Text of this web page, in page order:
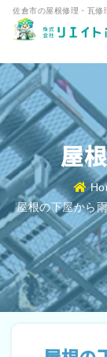
佐倉市の屋根修理・瓦修
屋
屋根の下屋から